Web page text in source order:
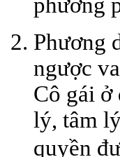
Phương
ngược
Cô gái ở
lý, tâm
quyền